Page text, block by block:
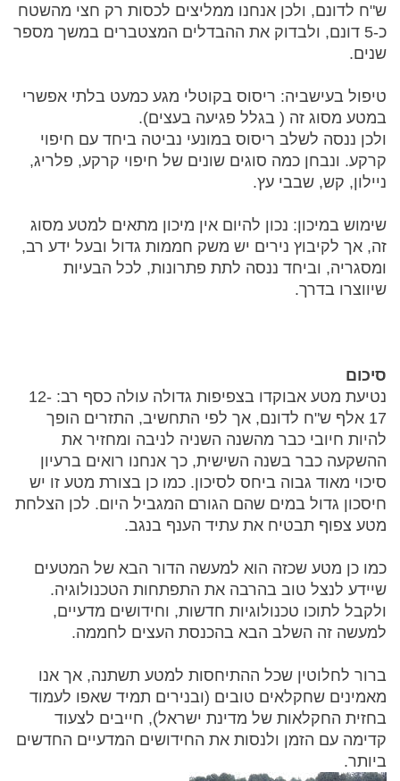
ש"ח לדונם, ולכן אנחנו ממליצים לכסות רק חצי מהשטח
כ-5 דונם, ולבדוק את ההבדלים המצטברים במשך מספר
שנים.
טיפול בעישביה: ריסוס בקוטלי מגע כמעט בלתי אפשרי
במטע מסוג זה ( בגלל פגיעה בעצים).
ולכן ננסה לשלב ריסוס במונעי נביטה ביחד עם חיפוי
קרקע. ונבחן כמה סוגים שונים של חיפוי קרקע, פלריג,
ניילון, קש, שבבי עץ.
שימוש במיכון: נכון להיום אין מיכון מתאים למטע מסוג
זה, אך לקיבוץ נירים יש משק חממות גדול ובעל ידע רב,
ומסגריה, וביחד ננסה לתת פתרונות, לכל הבעיות
שיווצרו בדרך.
סיכום
נטיעת מטע אבוקדו בצפיפות גדולה עולה כסף רב: 12-
17 אלף ש"ח לדונם, אך לפי התחשיב, התזרים הופך
להיות חיובי כבר מהשנה השניה לניבה ומחזיר את
ההשקעה כבר בשנה השישית, כך אנחנו רואים ברעיון
סיכוי מאוד גבוה ביחס לסיכון. כמו כן בצורת מטע זו יש
חיסכון גדול במים שהם הגורם המגביל היום. לכן הצלחת
מטע צפוף תבטיח את עתיד הענף בנגב.
כמו כן מטע שכזה הוא למעשה הדור הבא של המטעים
שיידע לנצל טוב בהרבה את התפתחות הטכנולוגיה.
ולקבל לתוכו טכנולוגיות חדשות, וחידושים מדעיים,
למעשה זה השלב הבא בהכנסת העצים לחממה.
ברור לחלוטין שכל ההתיחסות למטע תשתנה, אך אנו
מאמינים שחקלאים טובים (ובנירים תמיד שאפו לעמוד
בחזית החקלאות של מדינת ישראל), חייבים לצעוד
קדימה עם הזמן ולנסות את החידושים המדעיים החדשים
ביותר.